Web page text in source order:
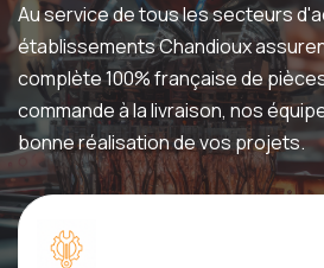
Au service de tous les secteurs
établissements Chandioux
complète 100% française de
commande à la livraison, nos
bonne réalisation de vos projets.